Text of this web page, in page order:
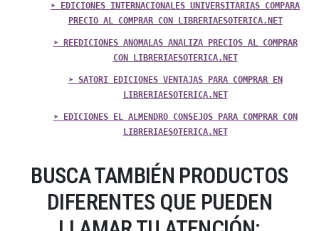
➤ EDICIONES INTERNACIONALES UNIVERSITARIAS COMPARA
PRECIO AL COMPRAR CON LIBRERIAESOTERICA.NET
➤ REEDICIONES ANOMALAS ANALIZA PRECIOS AL COMPRAR
CON LIBRERIAESOTERICA.NET
➤ SATORI EDICIONES VENTAJAS PARA COMPRAR EN
LIBRERIAESOTERICA.NET
➤ EDICIONES EL ALMENDRO CONSEJOS PARA COMPRAR CON
LIBRERIAESOTERICA.NET
BUSCA TAMBIÉN PRODUCTOS
DIFERENTES QUE PUEDEN